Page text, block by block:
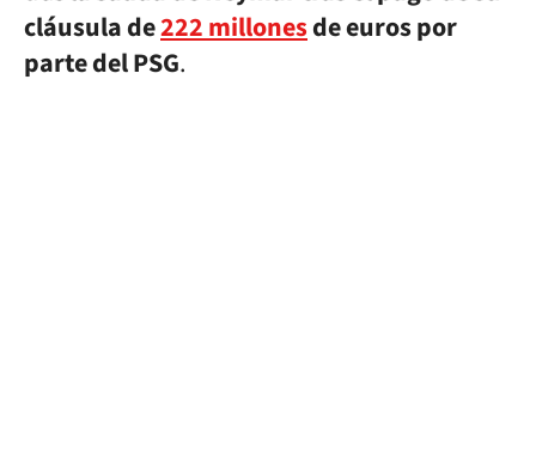
cláusula de222 millonesde euros por
parte del PSG.